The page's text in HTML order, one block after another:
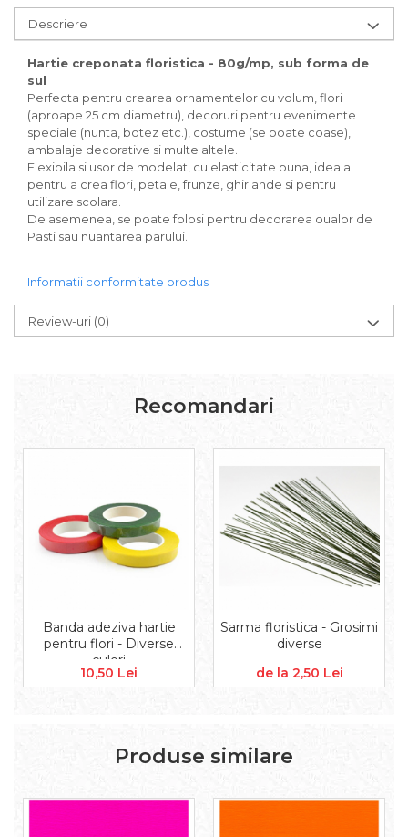
Carton/Hartie unicolor
Hartie creponata
Hartie dantelata
Hartie matase
Hartie origami
Hartie reciclata/manuala
Plicuri
Carton
Rame, albume, notesuri
Masti
Panglici craciun
Stampile, sigilii
Baze stampile
Ustensile, aparate
Cutter, trimmer
Descriere
Hartie creponata floristica - 80g/mp, sub forma de
sul
Perfecta pentru crearea ornamentelor cu volum, flori
(aproape 25 cm diametru), decoruri pentru evenimente
speciale (nunta, botez etc.), costume (se poate coase),
ambalaje decorative si multe altele.
Flexibila si usor de modelat, cu elasticitate buna, ideala
pentru a crea flori, petale, frunze, ghirlande si pentru
utilizare scolara.
De asemenea, se poate folosi pentru decorarea oualor de
Pasti sau nuantarea parului.
Informatii conformitate produs
Review-uri (0)
Recomandari
Banda adeziva hartie
pentru flori - Diverse
culori
10,50 Lei
Sarma floristica - Grosimi
diverse
de la 2,50 Lei
Produse similare